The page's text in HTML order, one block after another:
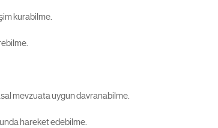
kurabilme.
mevzuata uygun davranabilme.
hareket edebilme.